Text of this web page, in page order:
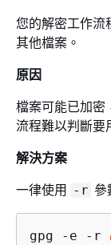
您的解密工作流
其他檔案。
原因
檔案可能已加密
流程難以判斷要
解決方案
一律使用
-r 參
gpg -e -r